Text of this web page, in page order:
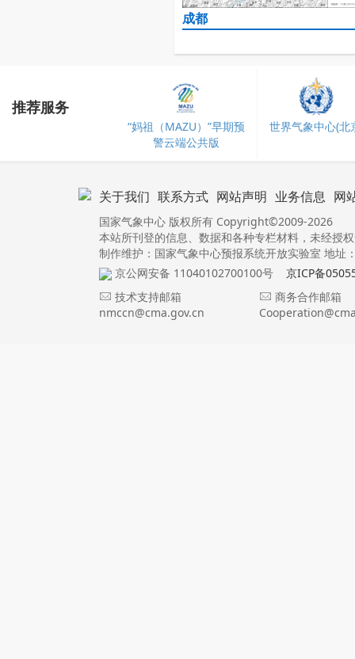
成都
推荐服务
“妈祖（MAZU）”早期预
警云端公共版
世界气象中心(北
关于我们 联系方式 网站声明 业务信息 网
国家气象中心 版权所有 Copyright©2009-2026
本站所刊登的信息、数据和各种专栏材料，未经授
制作维护：国家气象中心预报系统开放实验室 地址
京公网安备 11040102700100号
京ICP备
技术支持邮箱
nmccn@cma.gov.cn
商务合作邮箱